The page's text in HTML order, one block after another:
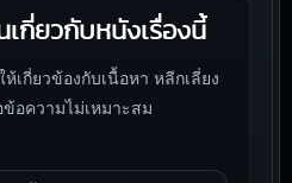
กี่ยวกับหนังเรื่องนี้
เกี่ยวข้องกับเนื้อหา หลีกเลี่ยง
อความไม่เหมาะสม